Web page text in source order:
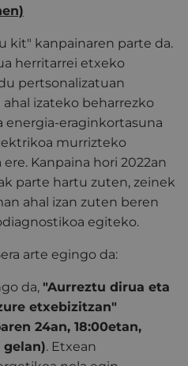
kit" kanpainaren parte da.
herritarrei etxeko
pertsonalizatuan
izateko beharrezko
energia-eraginkortasuna
murrizteko
Kanpaina hori 2022an
parte hartu zuten, zeinek
ahal izan zuten beren
egiteko.
arte egingo da:
da, "Aurreztu dirua eta
etxebizitzan"
24an, 18:00etan,
. Etxean